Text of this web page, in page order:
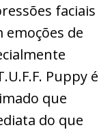
faciais
emoções de
Puppy é
que
do que